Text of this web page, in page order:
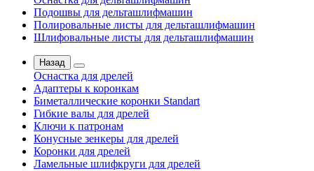
Подошвы для дельташлифмашин
Полировальные листы для дельташлифмашин
Шлифовальные листы для дельташлифмашин
Назад
Оснастка для дрелей
Адаптеры к коронкам
Биметаллические коронки Standart
Гибкие валы для дрелей
Ключи к патронам
Конусные зенкеры для дрелей
Коронки для дрелей
Ламельные шлифкруги для дрелей